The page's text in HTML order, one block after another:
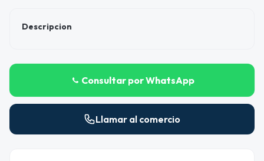
Descripcion
Consultar por WhatsApp
Llamar al comercio